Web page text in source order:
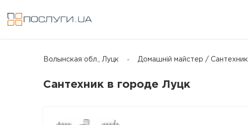
Волынская обл., Луцк Домашній майстер / Сантехник
Сантехник в городе Луцк